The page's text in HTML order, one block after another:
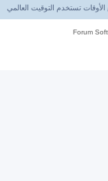
الأوقات تستخدم التوقيت العالمي